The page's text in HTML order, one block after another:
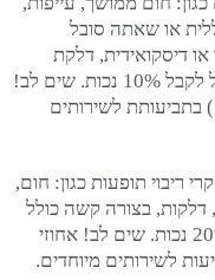
או שאתה סובל
דיסקואידית, דלקת
מפרקים, צדר או כליות, בצורה בינונית, תוכל לקבל 10% נכות. שים לב!
בתביעותת לשירותים
ריבוי תופעות כגון: חום,
בצורה קשה כולל
השפעות על איברים נוספים, תוכל לקבל 20% נכות. שים לב! אחוזי
לשירותים מיוחדים.